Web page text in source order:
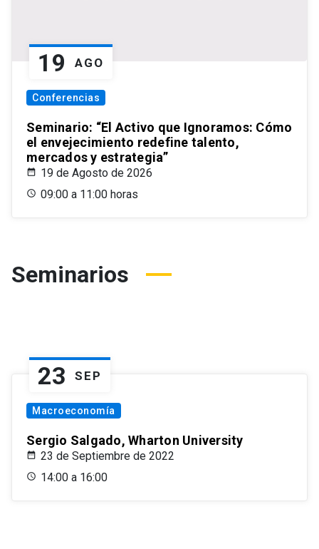
19 AGO
Conferencias
Seminario: “El Activo que Ignoramos: Cómo
el envejecimiento redefine talento,
mercados y estrategia”
19 de Agosto de 2026
09:00 a 11:00 horas
Seminarios
23 SEP
Macroeconomía
Sergio Salgado, Wharton University
23 de Septiembre de 2022
14:00 a 16:00